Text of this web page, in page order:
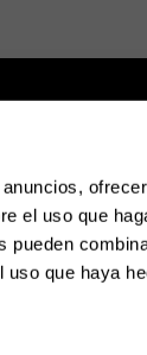
el uso que
pueden
uso que haya
EHU enLa EHU